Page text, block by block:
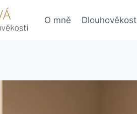
O mně Dlouhověkost